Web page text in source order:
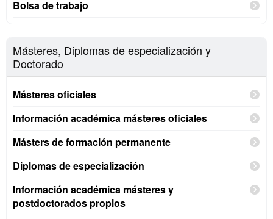
Bolsa de trabajo
Másteres, Diplomas de especialización y
Doctorado
Másteres oficiales
Información académica másteres oficiales
Másters de formación permanente
Diplomas de especialización
Información académica másteres y
postdoctorados propios